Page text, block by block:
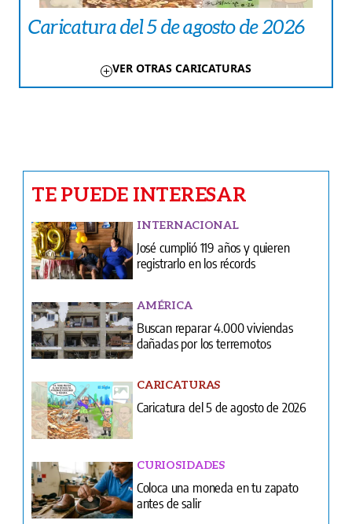
Caricatura del 5 de agosto de 2026
VER OTRAS CARICATURAS
José cumplió 119 años y quieren
registrarlo en los récords
AMÉRICA
Buscan reparar 4.000 viviendas
dañadas por los terremotos
CARICATURAS
Caricatura del 5 de agosto de 2026
CURIOSIDADES
Coloca una moneda en tu zapato
FARÁNDULA
Exposición de caricaturas sobre Donald
Trump